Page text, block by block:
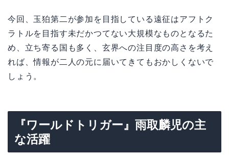
今回、玉狛第二が参加を目指している遠征はアフトク
ラトルを目指す未だかつてない大規模なものとなるた
め、立ち寄る国も多く、玄界への注目度の高さを考え
れば、情報が二人の元に届いてきてもおかしくないで
しょう。
『ワールドトリガー』雨取麟児の主
な活躍